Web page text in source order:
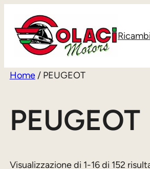
contenuto
Home/ PEUGEOT
PEUGEOT
Visualizzazione di 1-16 di 152